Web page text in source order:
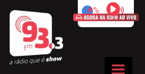
50%